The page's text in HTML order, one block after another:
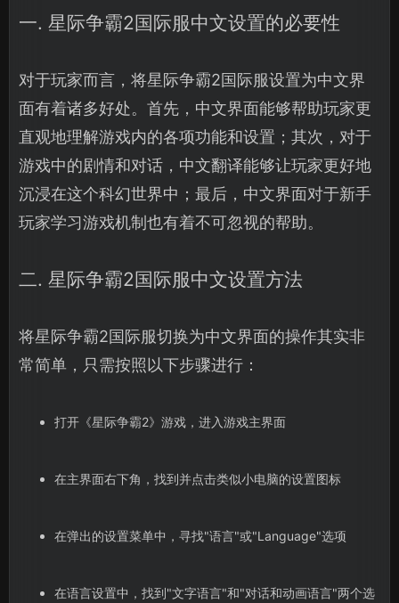
一. 星际争霸2国际服中文设置的必要性
对于玩家而言，将星际争霸2国际服设置为中文界
面有着诸多好处。首先，中文界面能够帮助玩家更
直观地理解游戏内的各项功能和设置；其次，对于
游戏中的剧情和对话，中文翻译能够让玩家更好地
沉浸在这个科幻世界中；最后，中文界面对于新手
玩家学习游戏机制也有着不可忽视的帮助。
二. 星际争霸2国际服中文设置方法
将星际争霸2国际服切换为中文界面的操作其实非
常简单，只需按照以下步骤进行：
打开《星际争霸2》游戏，进入游戏主界面
在主界面右下角，找到并点击类似小电脑的设置图标
在弹出的设置菜单中，寻找"语言"或"Language"选项
在语言设置中，找到"文字语言"和"对话和动画语言"两个选